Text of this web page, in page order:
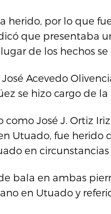
herido, por lo que
que presentaba
de los hechos
Acevedo
se hizo cargo de la
José J. Ortiz
Utuado, fue herido
en circunstancias
bala en ambas
en Utuado y